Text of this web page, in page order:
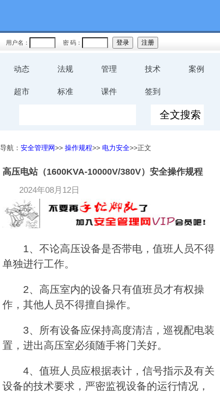
用户名： 密 码：
动态 法规 管理 技术 案例
超市 标准 课件 签到
导航： 安全管理网>> 操作规程>> 电力安全>>正文
高压电站（1600KVA-10000V/380V）安全操作规程
2024年08月12日
1、不论高压设备是否带电，值班人员不得
单独进行工作。
2、高压室内的设备只有值班员才有权操
作，其他人员不得擅自操作。
3、所有设备应保持高度清洁，巡视配电装
置，进出高压室必须随手将门关好。
4、值班人员应根据表计，信号指示及有关
设备的技术要求，严密监视设备的运行情况，